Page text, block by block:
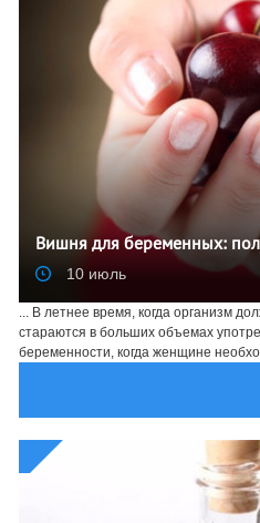
Вишня для беременных:
10 июль
... В летнее время, когда организм
стараются в больших объемах
беременности, когда женщине